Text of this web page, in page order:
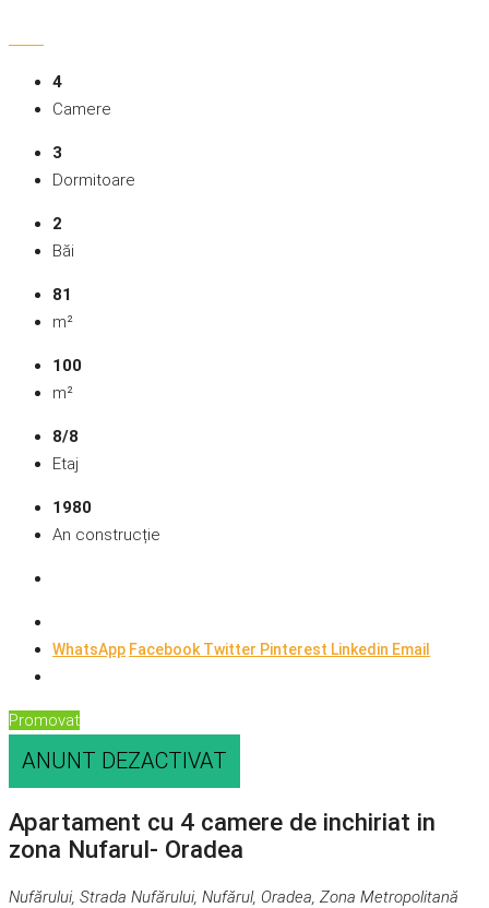
4
Camere
3
Dormitoare
2
Băi
81
m²
100
m²
8/8
Etaj
1980
An construcție
WhatsApp FacebookTwitter Pinterest Linkedin Email
Promovat
ANUNT DEZACTIVAT
Apartament cu 4 camere de inchiriat in
zona Nufarul- Oradea
Nufărului, Strada Nufărului, Nufărul, Oradea, Zona Metropolitană